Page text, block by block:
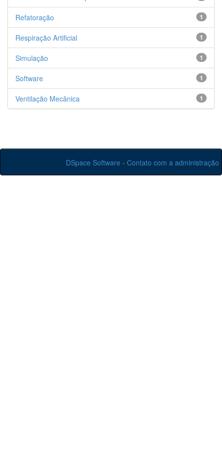
1
Refatoração
1
Respiração Artificial
1
Simulação
1
Software
1
Ventilação Mecânica
DSpace Software - Contato com a administração